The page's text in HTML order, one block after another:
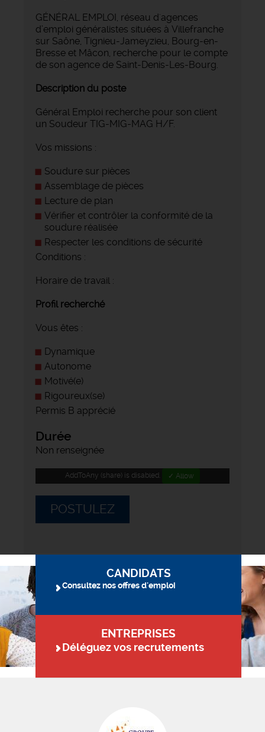
GÉNÉRAL EMPLOI, réseau d'agences
d’emploi généralistes situées à Villefranche
sur Saône, Tignieu-Jameyzieu, Bourg-en-
Bresse et Mâcon, recherche pour le compte
de son agence de Saint-Denis-Les-Bourg.
Description du poste
Général Emploi recherche pour son client
un Soudeur TIG-MIG-MAG H/F.
Vos missions :
Soudure sur pièces
Assemblage de pièces
Lecture de plan
Vérifier et contrôler la conformité de la
soudure réalisée
Respecter les conditions de sécurité
Conditions :
Horaire de travail :
Profil recherché
Vous êtes :
Dynamique
Autonome
Motivé(e)
Rigoureux(se)
Permis B apprécié
Durée
Non renseignée
AddToAny (share) is disabled. ✓ Allow
POSTULEZ
CANDIDATS
Consultez nos offres d'emploi
ENTREPRISES
Déléguez vos recrutements